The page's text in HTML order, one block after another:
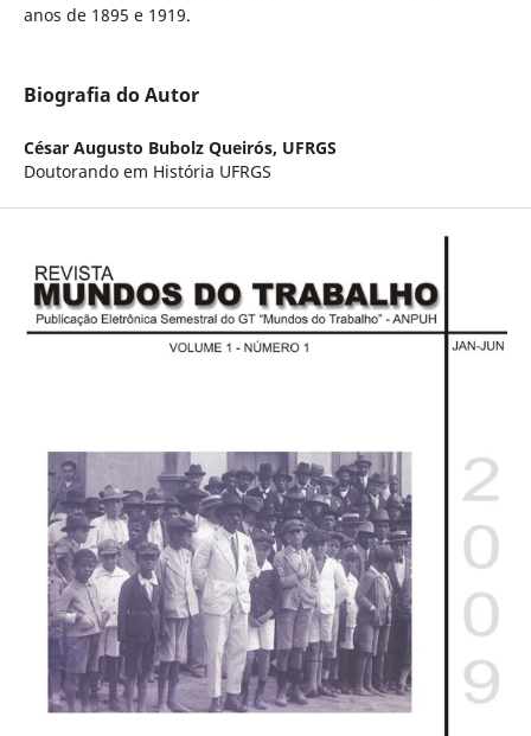
anos de 1895 e 1919.
Biografia do Autor
César Augusto Bubolz Queirós, UFRGS
Doutorando em História UFRGS